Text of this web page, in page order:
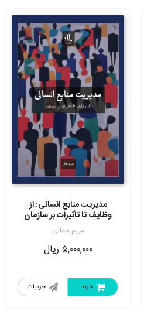
مدیریت منابع انسانی: از
وظایف تا تأثیرات بر سازمان
مریم جمالی
۵,۰۰۰,۰۰۰ ریال
جزییات خرید